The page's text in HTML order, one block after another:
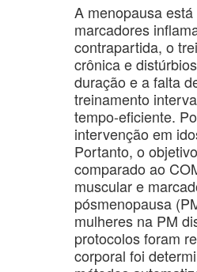
A menopausa
marcadores
contrapartida, o
crônica e
duração e a falta
treinamento
tempo-eficiente.
intervenção em
Portanto, o
comparado ao
muscular e
pósmenopausa
mulheres na PM
protocolos foram
corporal foi